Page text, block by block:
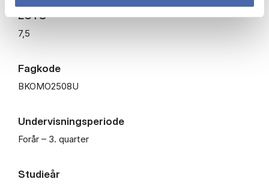
ECTS
7,5
Fagkode
BKOMO2508U
Undervisningsperiode
Forår – 3. quarter
Studieår